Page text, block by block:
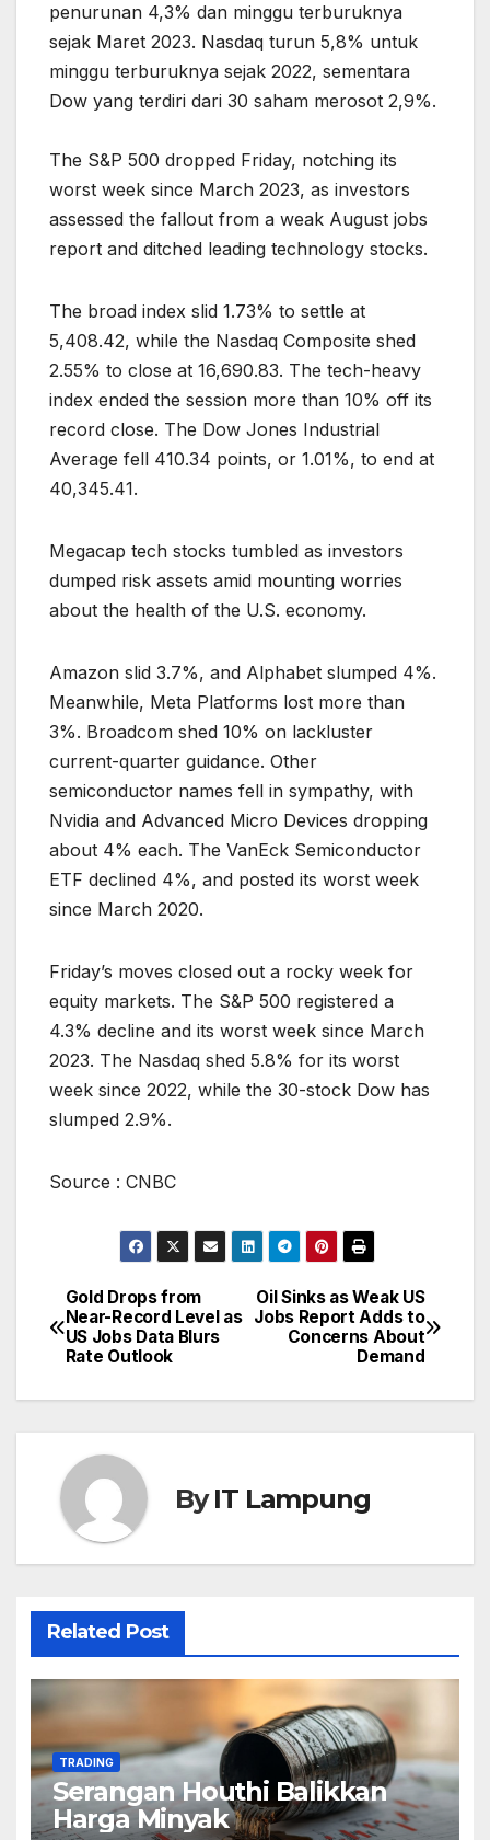
penurunan 4,3% dan minggu terburuknya
sejak Maret 2023. Nasdaq turun 5,8% untuk
minggu terburuknya sejak 2022, sementara
Dow yang terdiri dari 30 saham merosot 2,9%.
The S&P 500 dropped Friday, notching its
worst week since March 2023, as investors
assessed the fallout from a weak August jobs
report and ditched leading technology stocks.
The broad index slid 1.73% to settle at
5,408.42, while the Nasdaq Composite shed
2.55% to close at 16,690.83. The tech-heavy
index ended the session more than 10% off its
record close. The Dow Jones Industrial
Average fell 410.34 points, or 1.01%, to end at
40,345.41.
Megacap tech stocks tumbled as investors
dumped risk assets amid mounting worries
about the health of the U.S. economy.
Amazon slid 3.7%, and Alphabet slumped 4%.
Meanwhile, Meta Platforms lost more than
3%. Broadcom shed 10% on lackluster
current-quarter guidance. Other
semiconductor names fell in sympathy, with
Nvidia and Advanced Micro Devices dropping
about 4% each. The VanEck Semiconductor
ETF declined 4%, and posted its worst week
since March 2020.
Friday’s moves closed out a rocky week for
equity markets. The S&P 500 registered a
4.3% decline and its worst week since March
2023. The Nasdaq shed 5.8% for its worst
week since 2022, while the 30-stock Dow has
slumped 2.9%.
Source : CNBC
Post
navigation
Oil Sinks as Weak US
Jobs Report Adds to
Concerns About
Demand
Gold Drops from
Near-Record Level as
US Jobs Data Blurs
Rate Outlook
ByIT Lampung
Related Post
TRADING
Serangan Houthi Balikkan
Harga Minyak